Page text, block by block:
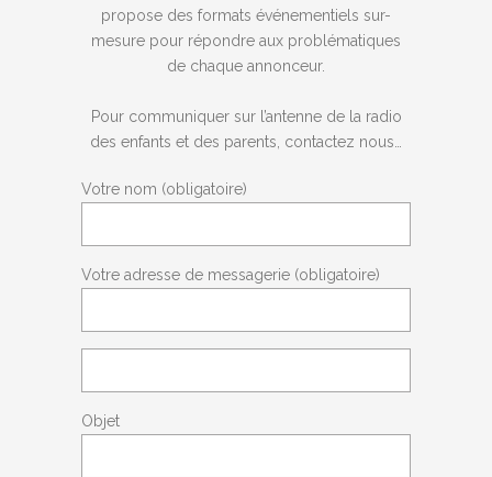
propose des formats événementiels sur-
mesure pour répondre aux problématiques
de chaque annonceur.
Pour communiquer sur l’antenne de la radio
des enfants et des parents, contactez nous…
Votre nom (obligatoire)
Votre adresse de messagerie (obligatoire)
Objet